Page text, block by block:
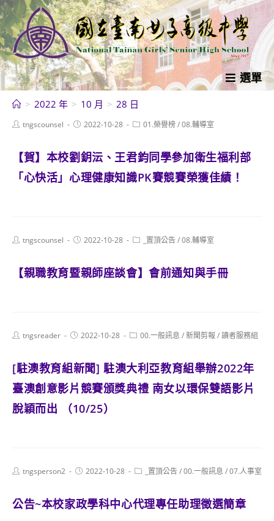
跳
轉
至
主
要
內
選單
> 2022 年 > 10 月 > 28 日
Posttngscounsel
Post2022-10-28
Post01.榮譽榜/08.輔導室
【賀】本校劉鈅沄、王君鈞同學參加衛生福利部
「心快活」心理健康知識PK賽競賽榮獲佳績！
Posttngscounsel
Post2022-10-28
Post _置頂公告/08.輔導室
【親職教育暨親師座談會】會前通知與手冊
Posttngsreader
Post2022-10-28
Post00.一般訊息 /新聞剪報 /讀者服務組
[駐澳教育組新聞] 駐澳大利亞教育組舉辦2022年
臺澳創意影片競賽頒獎典禮 南女以環保雙語影片
脫穎而出 （10/25）
Posttngsperson2
Post2022-10-28
Post _置頂公告/00.一般訊息 /07.人事室
公告~本校家政學科中心代理專任助理徵選簡章